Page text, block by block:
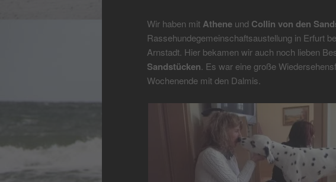
Wir haben mit Athene und Collin von den
Rassehundegemeinschaftsaustellung in Erfurt
Arnstadt. Hier bekamen wir auch noch lieben
Sandstücken. Es war eine große
Wochenende mit den Dalmis.